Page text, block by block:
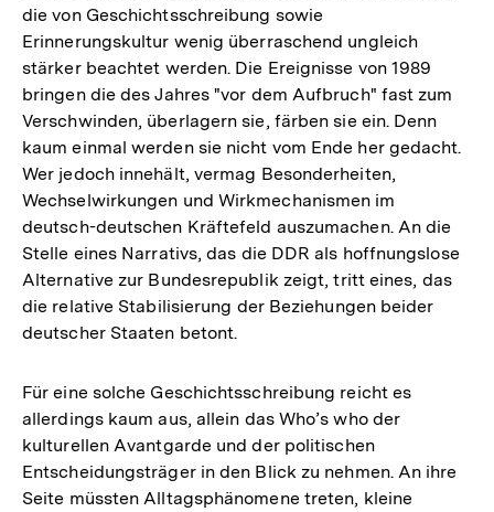
die von Geschichtsschreibung sowie
Erinnerungskultur wenig überraschend ungleich
stärker beachtet werden. Die Ereignisse von 1989
bringen die des Jahres "vor dem Aufbruch" fast zum
Verschwinden, überlagern sie, färben sie ein. Denn
kaum einmal werden sie nicht vom Ende her gedacht.
Wer jedoch innehält, vermag Besonderheiten,
Wechselwirkungen und Wirkmechanismen im
deutsch-deutschen Kräftefeld auszumachen. An die
Stelle eines Narrativs, das die DDR als hoffnungslose
Alternative zur Bundesrepublik zeigt, tritt eines, das
die relative Stabilisierung der Beziehungen beider
deutscher Staaten betont.
Für eine solche Geschichtsschreibung reicht es
allerdings kaum aus, allein das Who’s who der
kulturellen Avantgarde und der politischen
Entscheidungsträger in den Blick zu nehmen. An ihre
Seite müssten Alltagsphänomene treten, kleine